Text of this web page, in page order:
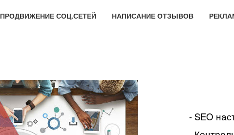
ПРОДВИЖЕНИЕ СОЦ.СЕТЕЙ НАПИСАНИЕ ОТЗЫВОВ
- SEO